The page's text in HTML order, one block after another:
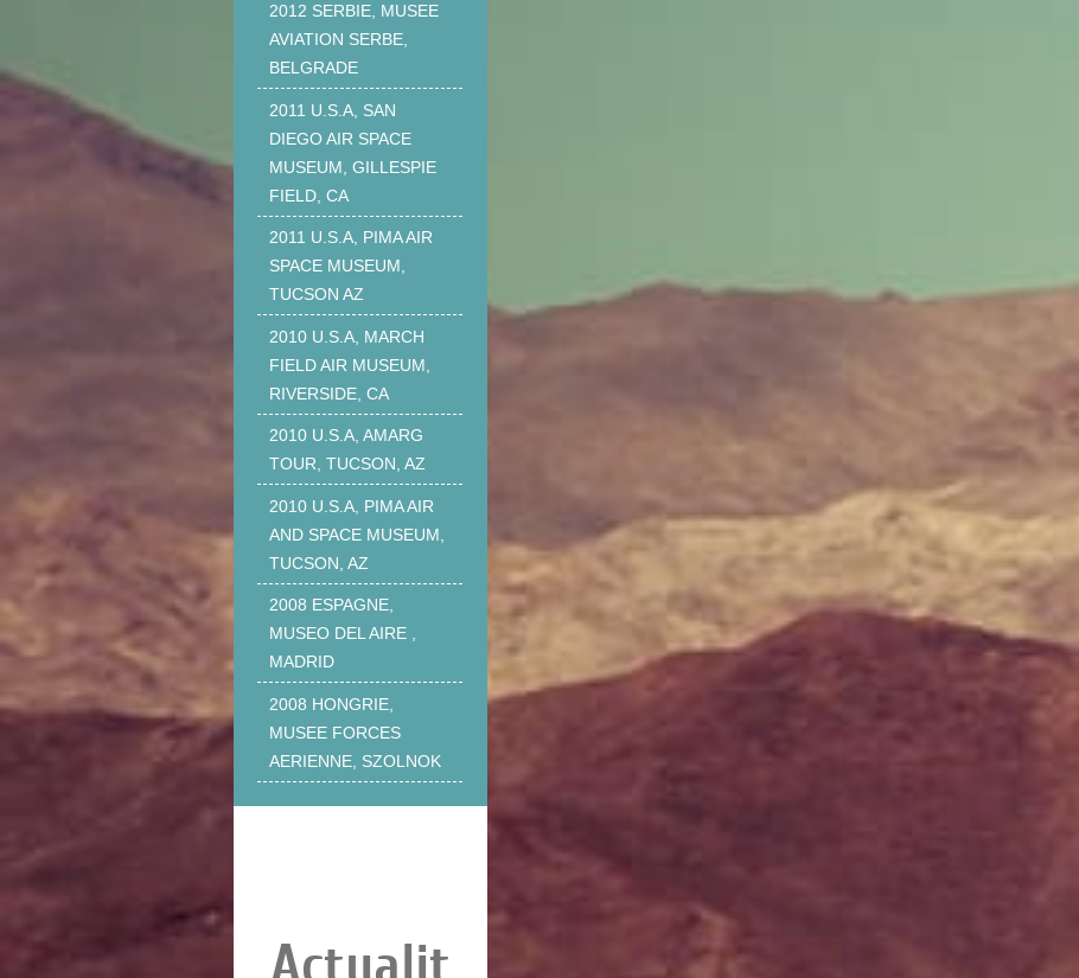
2012 SERBIE, MUSEE
AVIATION SERBE,
BELGRADE
2011 U.S.A, SAN
DIEGO AIR SPACE
MUSEUM, GILLESPIE
FIELD, CA
2011 U.S.A, PIMA AIR
SPACE MUSEUM,
TUCSON AZ
2010 U.S.A, MARCH
FIELD AIR MUSEUM,
RIVERSIDE, CA
2010 U.S.A, AMARG
TOUR, TUCSON, AZ
2010 U.S.A, PIMA AIR
AND SPACE MUSEUM,
TUCSON, AZ
2008 ESPAGNE,
MUSEO DEL AIRE ,
MADRID
2008 HONGRIE,
MUSEE FORCES
AERIENNE, SZOLNOK